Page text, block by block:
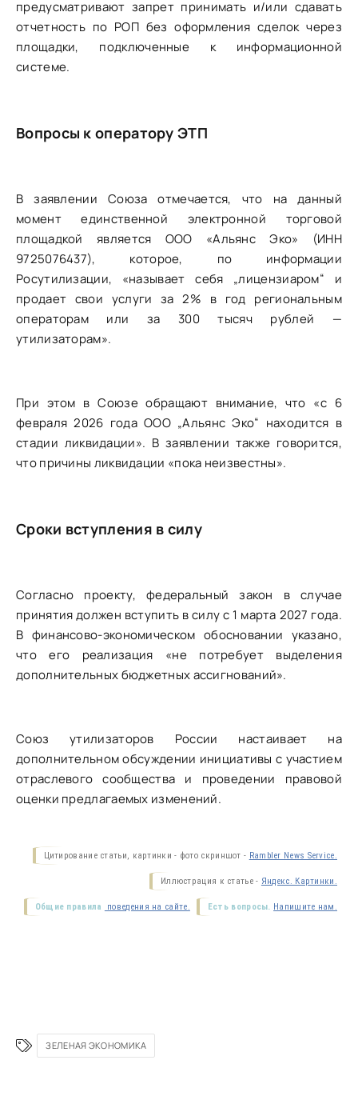
предусматривают запрет принимать и/или сдавать
отчетность по РОП без оформления сделок через
площадки, подключенные к информационной
системе.
Вопросы к оператору ЭТП
В заявлении Союза отмечается, что на данный
момент единственной электронной торговой
площадкой является ООО «Альянс Эко» (ИНН
9725076437), которое, по информации
Росутилизации, «называет себя „лицензиаром“ и
продает свои услуги за 2% в год региональным
операторам или за 300 тысяч рублей —
утилизаторам».
При этом в Союзе обращают внимание, что «с 6
февраля 2026 года ООО „Альянс Эко“ находится в
стадии ликвидации». В заявлении также говорится,
что причины ликвидации «пока неизвестны».
Сроки вступления в силу
Согласно проекту, федеральный закон в случае
принятия должен вступить в силу с 1 марта 2027 года.
В финансово-экономическом обосновании указано,
что его реализация «не потребует выделения
дополнительных бюджетных ассигнований».
Союз утилизаторов России настаивает на
дополнительном обсуждении инициативы с участием
отраслевого сообщества и проведении правовой
оценки предлагаемых изменений.
Цитирование статьи, картинки - фото скриншот - Rambler News Service.
Иллюстрация к статье - Яндекс. Картинки.
Есть вопросы. Напишите нам.
Общие правила поведения на сайте.
ЗЕЛЕНАЯ ЭКОНОМИКА